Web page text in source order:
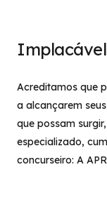
Acreditamos que
a alcançarem
que possam
especializado,
concurseiro: A